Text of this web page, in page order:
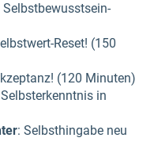
Selbstbewusstsein-
Reset! (150
(120 Minuten)
in
: Selbsthingabe neu